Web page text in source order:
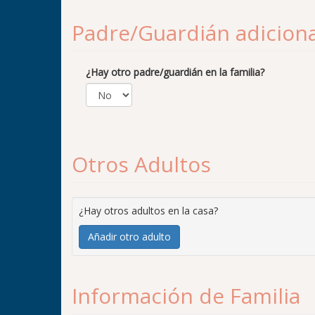
Padre/Guardián
¿Hay otro padre/guardián en la familia?
Otros Adultos
¿Hay otros adultos en la casa?
Añadir otro adulto
Información de Familia